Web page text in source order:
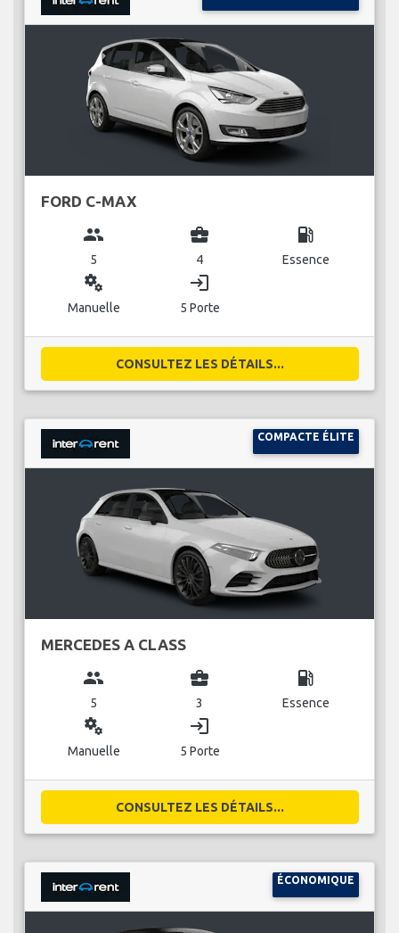
FORD C-MAX
group
5
business_center
4
local_gas_station
Essence
miscellaneous_services
Manuelle
login
5 Porte
CONSULTEZ LES DÉTAILS...
COMPACTE ÉLITE
MERCEDES A CLASS
group
5
business_center
3
local_gas_station
Essence
miscellaneous_services
Manuelle
login
5 Porte
CONSULTEZ LES DÉTAILS...
ÉCONOMIQUE